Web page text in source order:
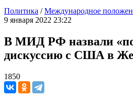
Политика /Международное
9 января 2022 23:22
В МИД РФ назвали
дискуссию с США в
1850